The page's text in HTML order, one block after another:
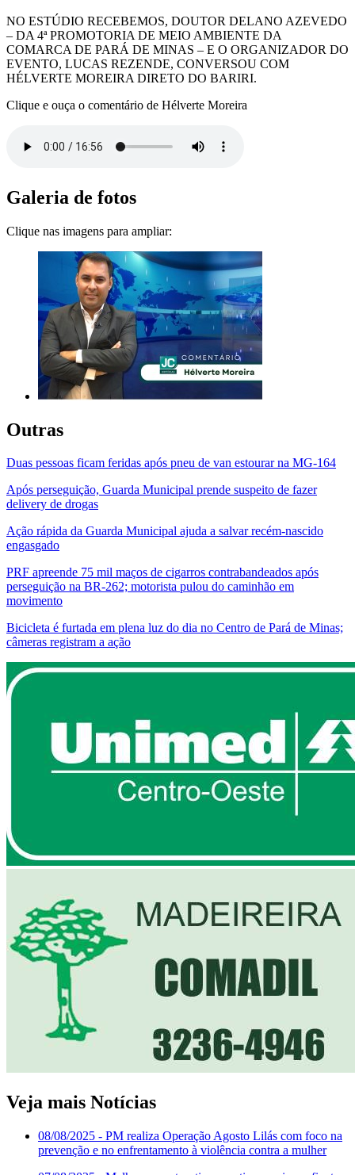
NO ESTÚDIO RECEBEMOS, DOUTOR DELANO AZEVEDO
– DA 4ª PROMOTORIA DE MEIO AMBIENTE DA
COMARCA DE PARÁ DE MINAS – E O ORGANIZADOR DO
EVENTO, LUCAS REZENDE, CONVERSOU COM
HÉLVERTE MOREIRA DIRETO DO BARIRI.
Clique e ouça o comentário de Hélverte Moreira
Galeria de fotos
Clique nas imagens para ampliar:
Outras
Duas pessoas ficam feridas após pneu de van estourar na MG-164
Após perseguição, Guarda Municipal prende suspeito de fazer
delivery de drogas
Ação rápida da Guarda Municipal ajuda a salvar recém-nascido
engasgado
PRF apreende 75 mil maços de cigarros contrabandeados após
perseguição na BR-262; motorista pulou do caminhão em
movimento
Bicicleta é furtada em plena luz do dia no Centro de Pará de Minas;
câmeras registram a ação
Veja mais Notícias
08/08/2025 - PM realiza Operação Agosto Lilás com foco na
prevenção e no enfrentamento à violência contra a mulher